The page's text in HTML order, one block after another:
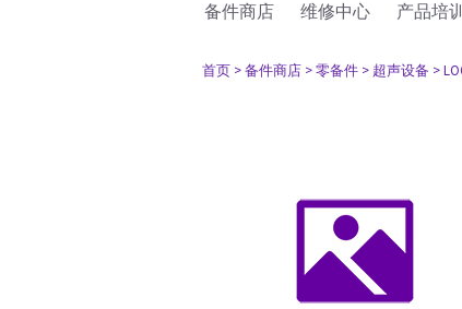
备件商店 维修中心 产品培训
首页 > 备件商店 > 零备件 > 超声设备 >